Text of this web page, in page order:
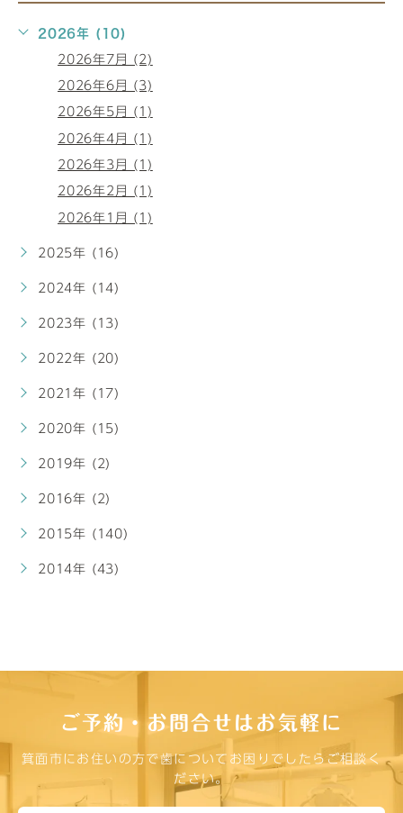
2026年 (10)
2026年7月 (2)
2026年6月 (3)
2026年5月 (1)
2026年4月 (1)
2026年3月 (1)
2026年2月 (1)
2026年1月 (1)
2025年 (16)
2024年 (14)
2023年 (13)
2022年 (20)
2021年 (17)
2020年 (15)
2019年 (2)
2016年 (2)
2015年 (140)
2014年 (43)
ご予約・お問合せはお気軽に
箕面市にお住いの方で歯についてお困りでしたらご相談く
ださい。